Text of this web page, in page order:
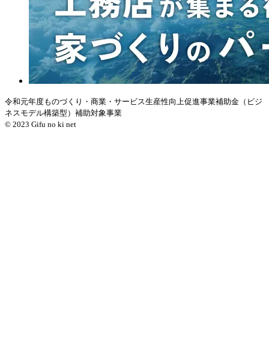
令和元年度ものづくり・商業・サービス生産性向上促進事業補助金（ビジ
ネスモデル構築型）補助対象事業
© 2023 Gifu no ki net